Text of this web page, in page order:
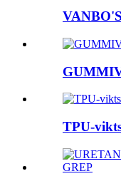
TPU-